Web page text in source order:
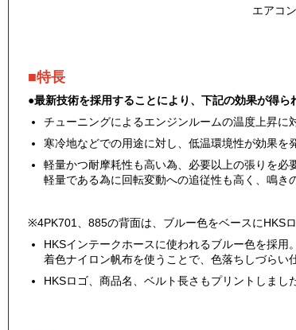
エアコ
■特長
●最新技術を採用することにより、下記の効果が得ら
チューニングによるエンジンルームの温度上昇に
寒冷地などでの用途に対し、低温環境性が効果を
軽量かつ耐摩耗性も高い為、必要以上の張りを必
軽量である為に回転変動への追従性も高く、鳴き
※4PK701、885の背面は、ブルー色をベースにHKS
HKSインテークホースに使われるブルー色を採用
着色ナイロン帆布を使うことで、色落ちしづらい
HKSロゴ、商品名、ベルト長さもプリントしました